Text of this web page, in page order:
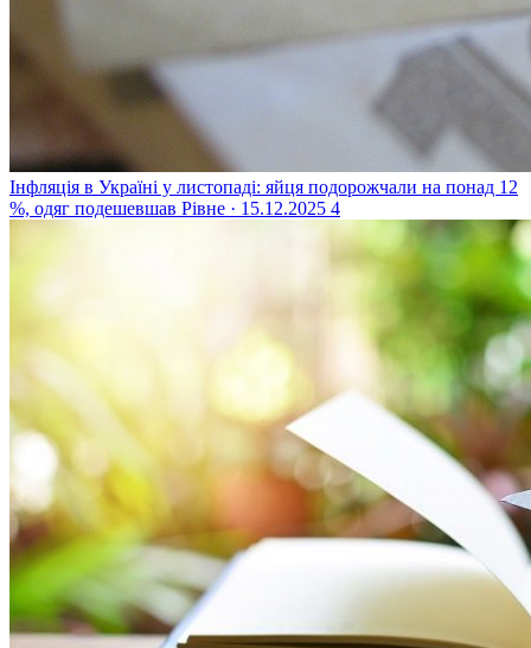
Інфляція в Україні у листопаді: яйця подорожчали на понад 12
%, одяг подешевшав Рівне · 15.12.2025 4